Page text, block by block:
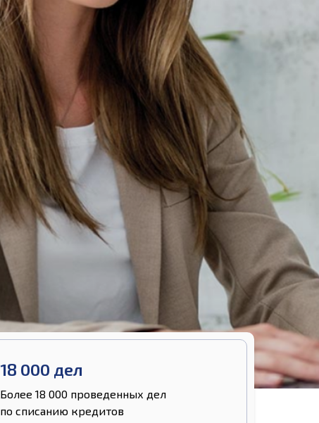
18 000 дел
Более 18 000 проведенных дел
по списанию кредитов